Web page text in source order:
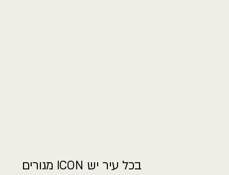
בכל עיר יש ICON מגורים